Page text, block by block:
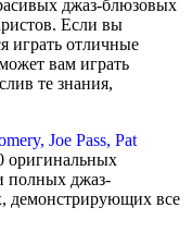
джаз-блюзовых
Если вы
играть отличные
вам играть
те знания,
, Joe Pass, Pat
оригинальных
полных джаз-
демонстрирующих все